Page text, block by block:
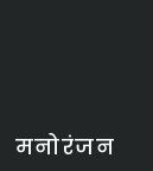
मनोरंजन